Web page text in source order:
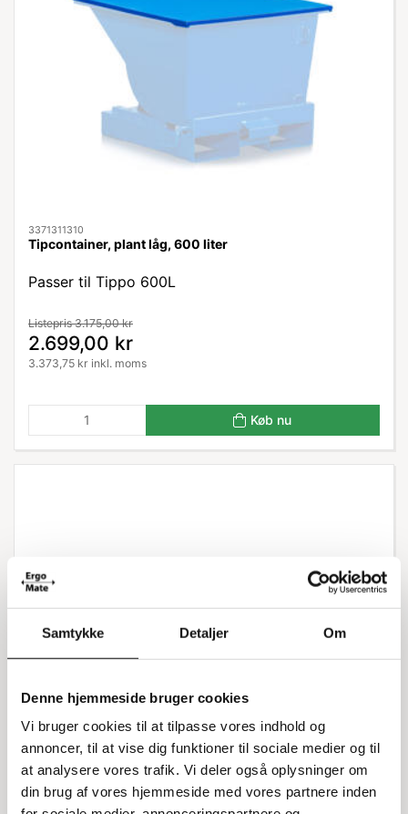
Samtykke Detaljer Om
Denne hjemmeside bruger cookies
Vi bruger cookies til at tilpasse vores indhold og
annoncer, til at vise dig funktioner til sociale medier og til
at analysere vores trafik. Vi deler også oplysninger om
din brug af vores hjemmeside med vores partnere inden
3371311310
Tipcontainer, plant låg, 600 liter
Passer til Tippo 600L
Listepris 3.175,00 kr
2.699,00 kr
3.373,75 kr inkl. moms
Køb nu
3371319208
Tipcontainer, hjul i gummi Ø16 cm 4 stk